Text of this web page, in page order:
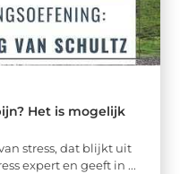
Het is mogelijk
stress, dat blijkt uit
expert en geeft in ...